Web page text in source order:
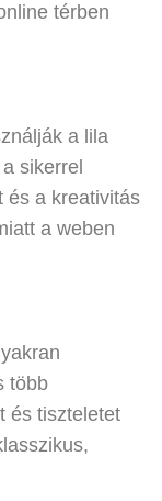
térben
a lila
sikerrel
és a kreativitás
a weben
több
és tiszteletet